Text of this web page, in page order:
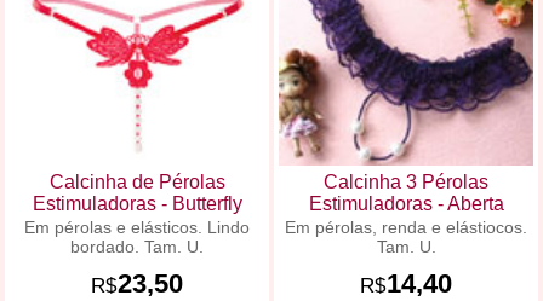
Calcinha de Pérolas
Estimuladoras - Butterfly
Em pérolas e elásticos. Lindo
bordado. Tam. U.
R$23,50
Calcinha 3 Pérolas
Estimuladoras - Aberta
Em pérolas, renda e elástiocos.
Tam. U.
R$14,40